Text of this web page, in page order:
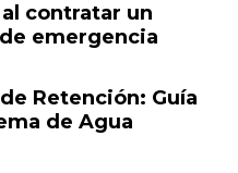
contratar un
emergencia
Retención: Guía
de Agua